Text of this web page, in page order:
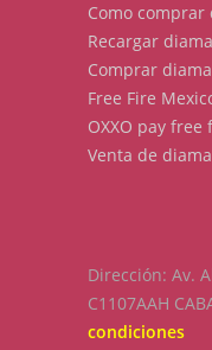
Como comprar
Recargar
Comprar
Free Fire
OXXO pay free
Venta de
Dirección: Av.
C1107AAH
condiciones